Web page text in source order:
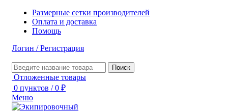
Размерные сетки производителей
Оплата и доставка
Помощь
Логин / Регистрация
Поиск
Отложенные товары
0 пунктов / 0 ₽
Меню